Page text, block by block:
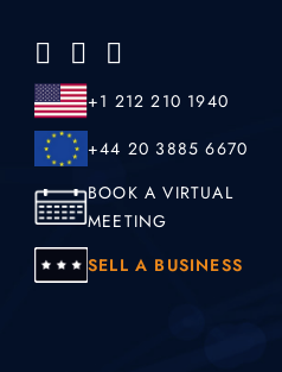
+1 212 210 1940
+44 20 3885 6670
BOOK A VIRTUAL
MEETING
SELL A BUSINESS